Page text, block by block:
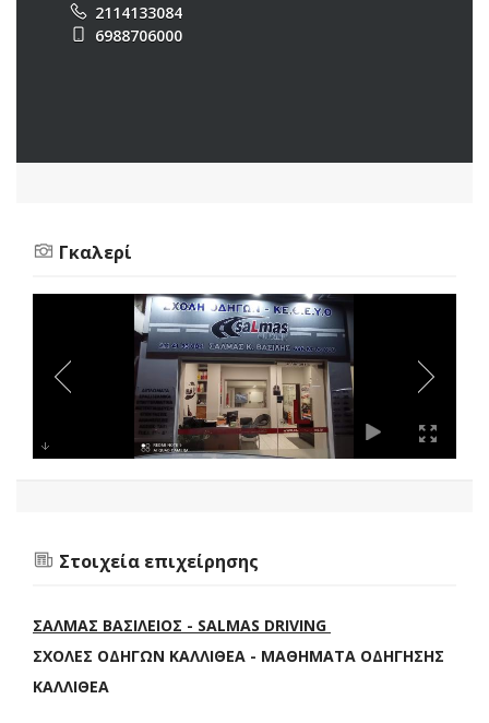
2114133084
6988706000
Γκαλερί
Στοιχεία επιχείρησης
ΣΑΛΜΑΣ ΒΑΣΙΛΕΙΟΣ - SALMAS DRIVING
ΣΧΟΛΕΣ ΟΔΗΓΩΝ ΚΑΛΛΙΘΕΑ - ΜΑΘΗΜΑΤΑ ΟΔΗΓΗΣΗΣ
ΚΑΛΛΙΘΕΑ